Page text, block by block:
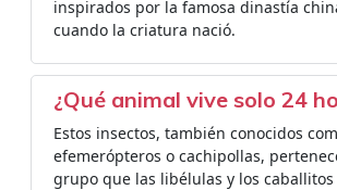
inspirados por la famosa dinastía
cuando la criatura nació.
¿Qué animal vive solo 24
Estos insectos, también conocidos
efemerópteros o cachipollas,
grupo que las libélulas y los